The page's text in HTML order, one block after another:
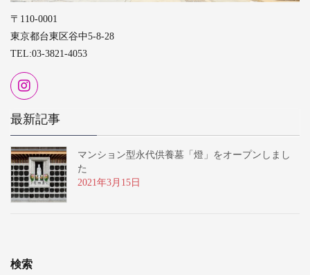
〒110-0001
東京都台東区谷中5-8-28
TEL:03-3821-4053
最新記事
マンション型永代供養墓「燈」をオープンしまし
た
2021年3月15日
検索